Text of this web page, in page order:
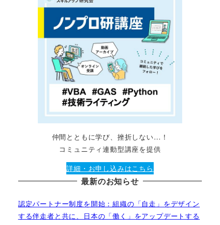
仲間とともに学び、挫折しない…！
コミュニティ連動型講座を提供
詳細・お申し込みはこちら
最新のお知らせ
認定パートナー制度を開始：組織の「自走」をデザイン
する伴走者と共に、日本の「働く」をアップデートする